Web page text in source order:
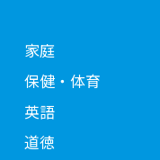
家庭
保健・体育
英語
道徳